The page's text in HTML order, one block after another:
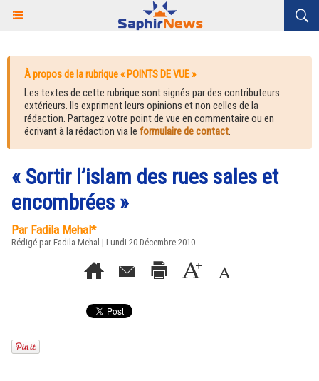
À propos de la rubrique « POINTS DE VUE »
Les textes de cette rubrique sont signés par des contributeurs
extérieurs. Ils expriment leurs opinions et non celles de la
rédaction. Partagez votre point de vue en commentaire ou en
écrivant à la rédaction via le formulaire de contact.
« Sortir l’islam des rues sales et
encombrées »
Par Fadila Mehal*
Rédigé par Fadila Mehal | Lundi 20 Décembre 2010